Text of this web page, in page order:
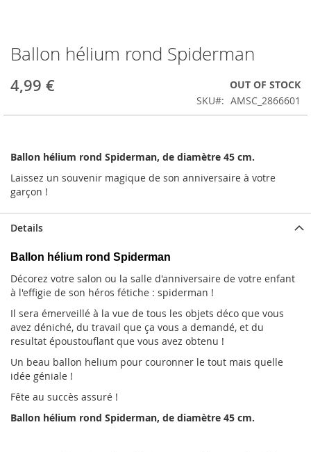
Skip
to
the
beginning
Ballon hélium rond Spiderman
4,99 €
OUT OF STOCK
SKU
AMSC_2866601
Ballon hélium rond Spiderman, de diamètre 45 cm.
Laissez un souvenir magique de son anniversaire à votre
garçon !
Details
Ballon hélium rond Spiderman
Décorez votre salon ou la salle d'anniversaire de votre enfant
à l'effigie de son héros fétiche : spiderman !
Il sera émerveillé à la vue de tous les objets déco que vous
avez déniché, du travail que ça vous a demandé, et du
resultat époustouflant que vous avez obtenu !
Un beau ballon helium pour couronner le tout mais quelle
idée géniale !
Fête au succès assuré !
Ballon hélium rond Spiderman, de diamètre 45 cm.